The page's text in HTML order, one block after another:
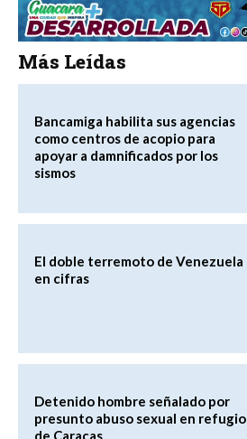
Más Leídas
Bancamiga habilita sus agencias
como centros de acopio para
apoyar a damnificados por los
sismos
El doble terremoto de Venezuela
en cifras
Detenido hombre señalado por
presunto abuso sexual en refugio
de Caracas